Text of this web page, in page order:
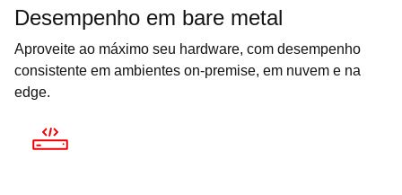
Desempenho em bare metal
Aproveite ao máximo seu hardware, com desempenho
consistente em ambientes on-premise, em nuvem e na
edge.